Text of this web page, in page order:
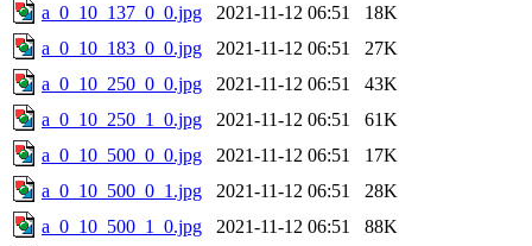
a_0_10_137_0_0.jpg
2021-11-12 06:51
18K
a_0_10_183_0_0.jpg
2021-11-12 06:51
27K
a_0_10_250_0_0.jpg
2021-11-12 06:51
43K
a_0_10_250_1_0.jpg
2021-11-12 06:51
61K
a_0_10_500_0_0.jpg
2021-11-12 06:51
17K
a_0_10_500_0_1.jpg
2021-11-12 06:51
28K
a_0_10_500_1_0.jpg
2021-11-12 06:51
88K